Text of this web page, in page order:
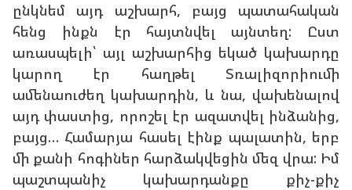
ընկնեմ այդ աշխարհ, բայց պատահական
հենց ինքն էր հայտնվել այնտեղ: Ըստ
առասպելի՝ այլ աշխարհից եկած կախարդը
կարող էր հաղթել Տռալիզորիումի
ամենաուժեղ կախարդին, և նա, վախենալով
այդ փաստից, որոշել էր ազատվել ինձանից,
բայց… Համարյա հասել էինք պալատին, երբ
մի քանի հոգիներ հարձակվեցին մեզ վրա: Իմ
պաշտպանիչ կախարդանքը քիչ-քիչ